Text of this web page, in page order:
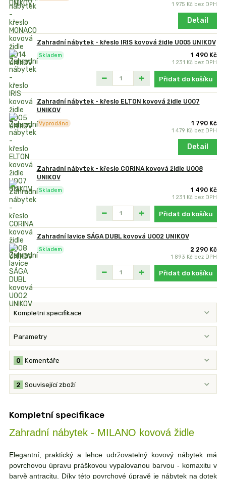
1 975 Kč bez DPH
Detail
Zahradní nábytek - křeslo IRIS kovová židle U005 UNIKOV
1 490 Kč
1 231 Kč bez DPH
Skladem
Přidat do košíku
Zahradní nábytek - křeslo ELTON kovová židle U007
UNIKOV
1 790 Kč
1 479 Kč bez DPH
Vyprodáno
Detail
Zahradní nábytek - křeslo CORINA kovová židle U008
UNIKOV
1 490 Kč
1 231 Kč bez DPH
Skladem
Přidat do košíku
Zahradní lavice SÁGA DUBL kovová U002 UNIKOV
2 290 Kč
1 893 Kč bez DPH
Skladem
Přidat do košíku
Kompletní specifikace
Parametry
Komentáře
0
Související zboží
2
Kompletní specifikace
Zahradní nábytek - MILANO kovová židle
Elegantní, praktický a lehce udržovatelný kovový nábytek má
povrchovou úpravu práškovou vypalovanou barvou - komaxitu v
barvě antracitu. Díky této povrchové úpravě je nábytek na dotek